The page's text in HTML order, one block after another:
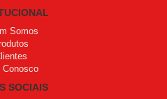
Somos
Conosco
SOCIAIS